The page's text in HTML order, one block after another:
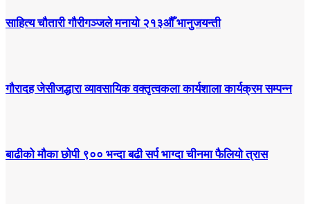
साहित्य चौतारी गौरीगञ्जले मनायो २१३औँ भानुजयन्ती
गौरादह जेसीजद्धारा व्यावसायिक वक्तृत्वकला कार्यशाला कार्यक्रम सम्पन्न
बाढीको मौका छोपी ९०० भन्दा बढी सर्प भाग्दा चीनमा फैलियो त्रास